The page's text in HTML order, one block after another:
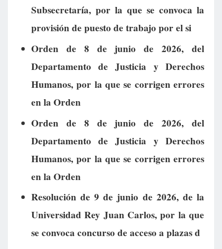
Subsecretaría, por la que se convoca la
provisión de puesto de trabajo por el si
Orden de 8 de junio de 2026, del
Departamento de Justicia y Derechos
Humanos, por la que se corrigen errores
en la Orden
Orden de 8 de junio de 2026, del
Departamento de Justicia y Derechos
Humanos, por la que se corrigen errores
en la Orden
Resolución de 9 de junio de 2026, de la
Universidad Rey Juan Carlos, por la que
se convoca concurso de acceso a plazas d